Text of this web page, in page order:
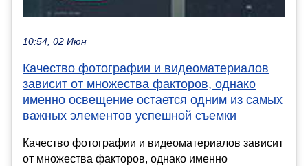
10:54, 02 Июн
Качество фотографии и видеоматериалов
зависит от множества факторов, однако
именно освещение остается одним из самых
важных элементов успешной съемки
Качество фотографии и видеоматериалов зависит
от множества факторов, однако именно